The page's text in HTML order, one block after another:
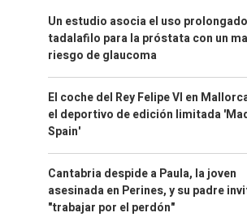
Un estudio asocia el uso
tadalafilo para la próstata con un
riesgo de glaucoma
El coche del Rey Felipe VI en
el deportivo de edición limitada
Spain'
Cantabria despide a Paula, la joven
asesinada en Perines, y su padre
"trabajar por el perdón"